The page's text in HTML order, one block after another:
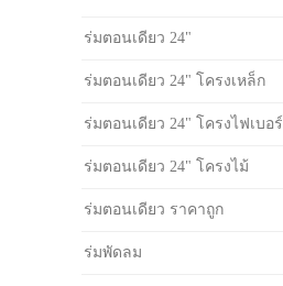
ร่มตอนเดียว 24"
ร่มตอนเดียว 24" โครงเหล็ก
ร่มตอนเดียว 24" โครงไฟเบอร์
ร่มตอนเดียว 24" โครงไม้
ร่มตอนเดียว ราคาถูก
ร่มพัดลม